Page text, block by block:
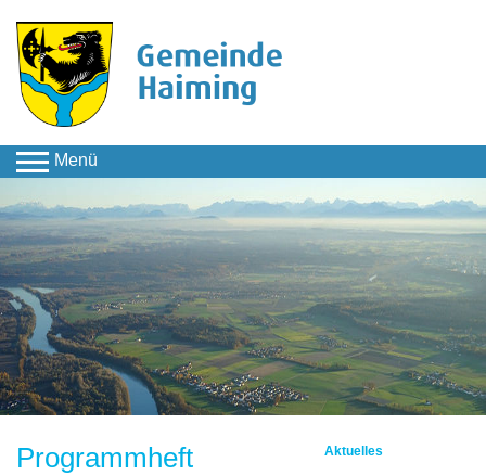
Menü
Haiming
Fährmann von Haunreit Programmheft 2011
Programmheft Aktuelles